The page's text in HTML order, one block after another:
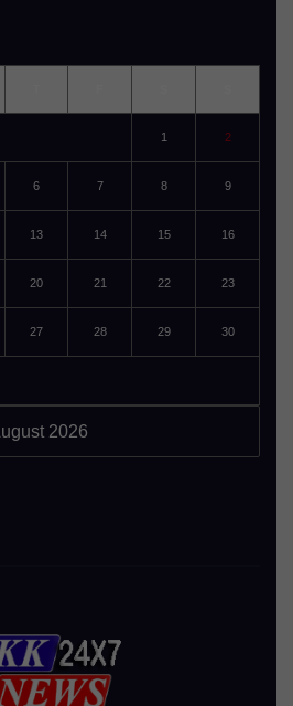
2026
1 2
6 7 8 9
13 14 15 16
20 21 22 23
27 28 29 30